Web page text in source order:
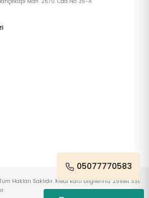
05077770583
Hakları Saklıdır. Kredi kartı bilgileriniz 256Bit SSL